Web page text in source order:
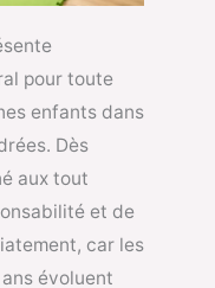
pour toute
enfants dans
Dès
aux tout
et de
car les
évoluent